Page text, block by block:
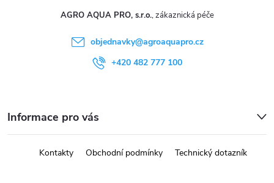
AGRO AQUA PRO, s.r.o.
objednavky@agroaquapro.cz
+420 482 777 100
Informace pro vás
Kontakty Obchodní podmínky Technický dotazník